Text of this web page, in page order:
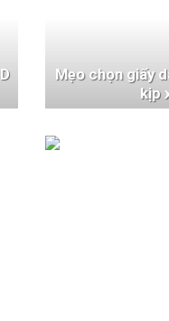
Mẹo chọn giấy
kịp